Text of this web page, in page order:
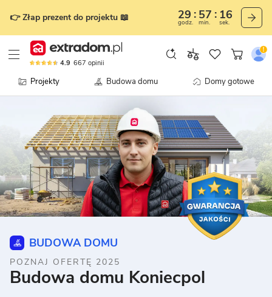
👉 Złap prezent do projektu 📖 29
godz.
57
min.
15
sek.
4.9 667 opinii
Projekty Budowa domu Domy gotowe
BUDOWA DOMU
POZNAJ OFERTĘ 2025
Budowa domu Koniecpol